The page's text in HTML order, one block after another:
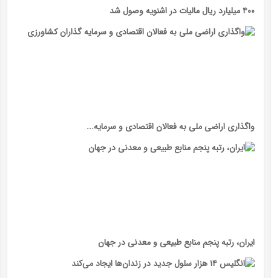
۴۰۰ میلیارد ریال مالیات در اشنویه وصول شد
واگذاری اراضی ملی به فعالان اقتصادی و سرمایه...
ایران، رتبه پنجم منابع طبیعی و معدنی در جهان